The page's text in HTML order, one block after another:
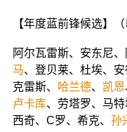
【年度蓝前锋候选】
阿尔瓦雷斯、安东尼、
马、登贝莱、杜埃、
克雷斯、 哈兰德、 凯恩
卢卡库、劳塔罗、马特
西奇、C罗、希克、 孙